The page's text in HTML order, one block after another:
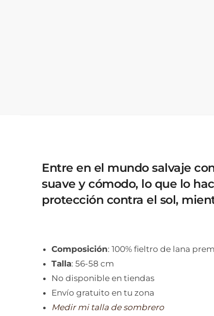
Entre en el mundo salvaje
suave y cómodo, lo que lo
protección contra el sol,
Composición: 100% fieltro de lana
Talla: 56-58 cm
No disponible en tiendas
Envío gratuito en tu zona
Medir mi talla de sombrero